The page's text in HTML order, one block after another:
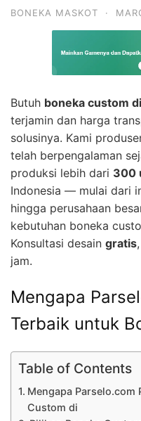
BONEKA MASKOT ·
Butuh boneka custom
terjamin dan harga
solusinya. Kami
telah berpengalaman
produksi lebih dari 300
Indonesia — mulai dari
hingga perusahaan
kebutuhan boneka
Konsultasi desain gratis
jam.
Mengapa
Terbaik untuk
Table of Contents
Mengapa Parselo.com
Custom di